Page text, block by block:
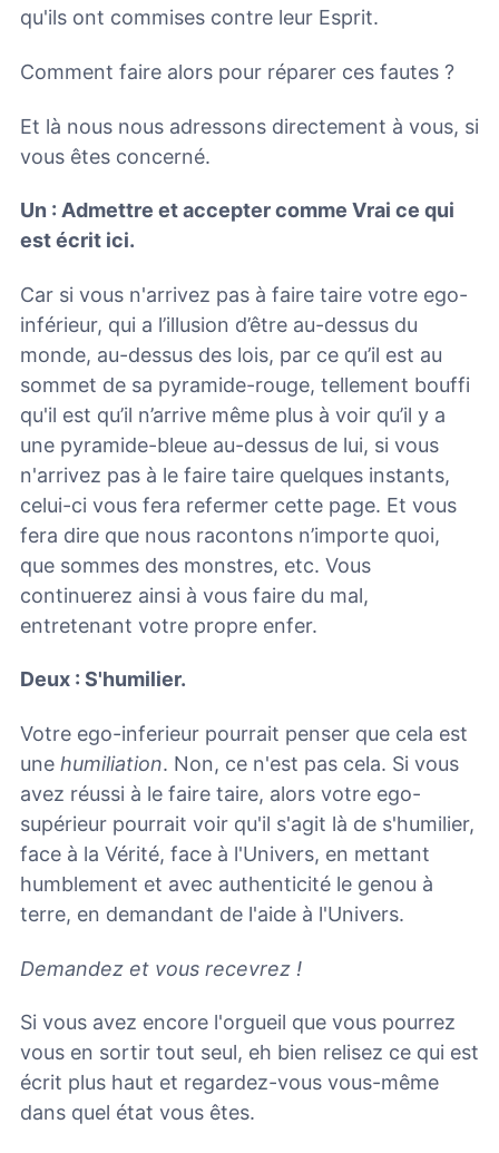
qu'ils ont commises contre leur Esprit.
Comment faire alors pour réparer ces fautes ?
Et là nous nous adressons directement à vous, si
vous êtes concerné.
Un : Admettre et accepter comme Vrai ce qui
est écrit ici.
Car si vous n'arrivez pas à faire taire votre ego-
inférieur, qui a l’illusion d’être au-dessus du
monde, au-dessus des lois, par ce qu’il est au
sommet de sa pyramide-rouge, tellement bouffi
qu'il est qu’il n’arrive même plus à voir qu’il y a
une pyramide-bleue au-dessus de lui, si vous
n'arrivez pas à le faire taire quelques instants,
celui-ci vous fera refermer cette page. Et vous
fera dire que nous racontons n’importe quoi,
que sommes des monstres, etc. Vous
continuerez ainsi à vous faire du mal,
entretenant votre propre enfer.
Deux : S'humilier.
Votre ego-inferieur pourrait penser que cela est
une humiliation. Non, ce n'est pas cela. Si vous
avez réussi à le faire taire, alors votre ego-
supérieur pourrait voir qu'il s'agit là de s'humilier,
face à la Vérité, face à l'Univers, en mettant
humblement et avec authenticité le genou à
terre, en demandant de l'aide à l'Univers.
Demandez et vous recevrez !
Si vous avez encore l'orgueil que vous pourrez
vous en sortir tout seul, eh bien relisez ce qui est
écrit plus haut et regardez-vous vous-même
dans quel état vous êtes.